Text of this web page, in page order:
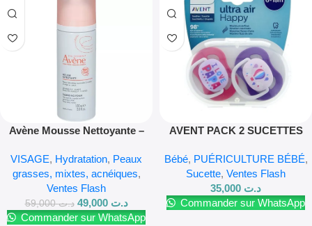
Avène Mousse Nettoyante –
Sensibles
VISAGE, Hydratation, Peaux
grasses, mixtes, acnéiques,
Ventes Flash
د.ت59,000 د.ت 49,000
Commander sur WhatsApp
AVENT PACK 2 SUCETTES
FILLE
Bébé, PUÉRICULTURE BÉBÉ,
Sucette, Ventes Flash
د.ت
Commander sur WhatsApp